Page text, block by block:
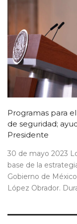
Programas para
de seguridad;
Presidente
30 de mayo 2023
base de la
Gobierno de
López Obrador.